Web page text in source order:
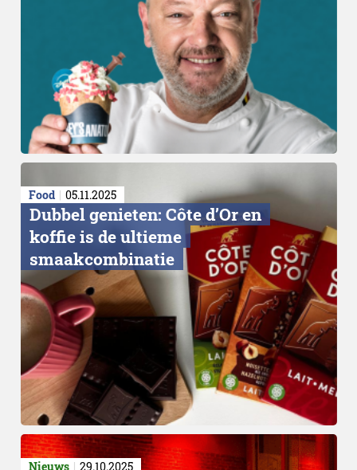
Food 05.11.2025
Dubbel genieten: Côte d’Or en
koffie is de ultieme
smaakcombinatie
Nieuws 29.10.2025